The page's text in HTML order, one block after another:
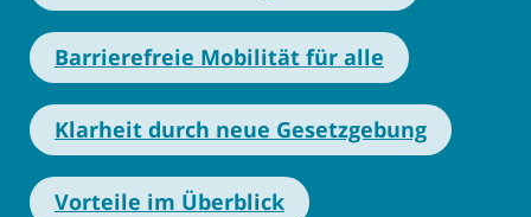
Barrierefreie Mobilität für alle
Klarheit durch neue Gesetzgebung
Vorteile im Überblick